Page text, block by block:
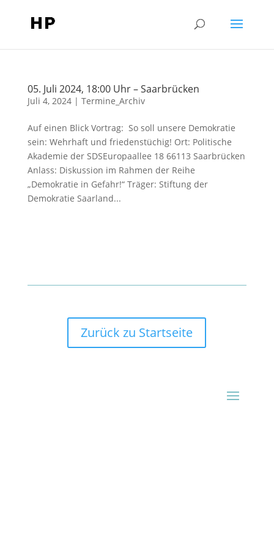
05. Juli 2024, 18:00 Uhr – Saarbrücken
Juli 4, 2024| Termine_Archiv
Auf einen Blick Vortrag: So soll unsere Demokratie
sein: Wehrhaft und friedenstüchig! Ort: Politische
Akademie der SDSEuropaallee 18 66113 Saarbrücken
Anlass: Diskussion im Rahmen der Reihe
„Demokratie in Gefahr!“ Träger: Stiftung der
Demokratie Saarland...
Zurück zu Startseite